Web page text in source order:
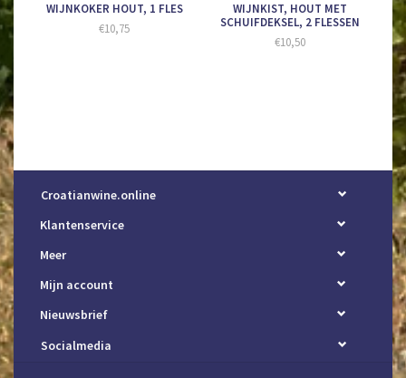
WIJNKOKER HOUT, 1 FLES
€10,75
WIJNKIST, HOUT MET
SCHUIFDEKSEL, 2 FLESSEN
€10,50
Croatianwine.online
Klantenservice
Meer
Mijn account
Nieuwsbrief
Socialmedia